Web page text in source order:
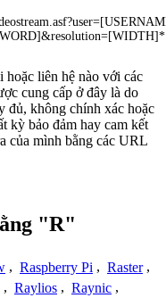
liên hệ nào với các
cung cấp ở đây là do
đủ, không chính xác hoặc
kỳ bảo đảm hay cam kết
của mình bằng các URL
"R"
, Raspberry Pi , Raster ,
, Raylios , Raynic ,